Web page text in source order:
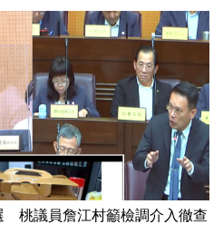
桃議員詹江村籲檢調介入徹查